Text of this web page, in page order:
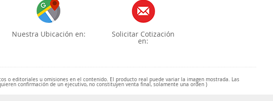
Nuestra Ubicación en: Solicitar Cotización
en:
o editoriales u omisiones en el contenido. El producto real puede variar la imagen mostrada. Las
confirmación de un ejecutivo, no constituyen venta final, solamente una orden )